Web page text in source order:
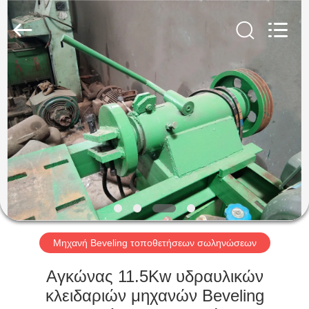
ΣΠΊΤΙ
ΠΡΟΪΌΝΤΑ
ΕΜΦΆΝΙΣΗ
VR
ΠΕΡΊΠΟΥ
ΕΜΕΊΣ
ΓΎΡΟΣ
Ltd..
Rights
Reserved.
Developed
ECER
Μηχανή Beveling τοποθετήσεων σωληνώσεων
Αγκώνας 11.5Kw υδραυλικών
κλειδαριών μηχανών Beveling